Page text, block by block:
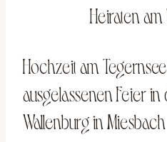
Heiraten
Hochzeit am
ausgelassenen Feier
Wallenburg in Miesbach